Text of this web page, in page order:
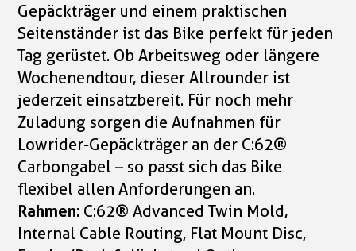
Gepäckträger und einem praktischen
Seitenständer ist das Bike perfekt für jeden
Tag gerüstet. Ob Arbeitsweg oder längere
Wochenendtour, dieser Allrounder ist
jederzeit einsatzbereit. Für noch mehr
Zuladung sorgen die Aufnahmen für
Lowrider-Gepäckträger an der C:62®
Carbongabel – so passt sich das Bike
flexibel allen Anforderungen an.
Rahmen: C:62® Advanced Twin Mold,
Internal Cable Routing, Flat Mount Disc,